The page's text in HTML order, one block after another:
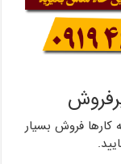
فروش بسیار